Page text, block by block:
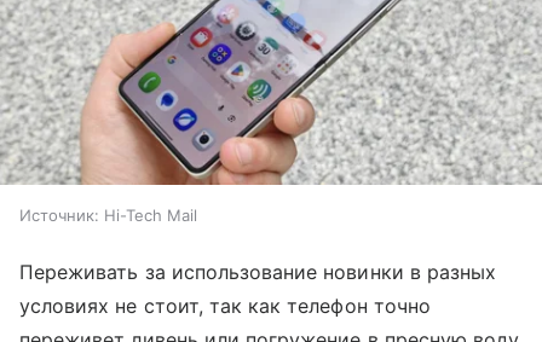
Источник: Hi-Tech Mail
Переживать за использование новинки в разных
условиях не стоит, так как телефон точно